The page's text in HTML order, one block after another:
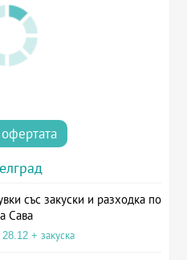
със закуски и разходка по
Сава
+ закуска